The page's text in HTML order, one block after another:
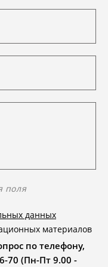
поля
данных
материалов
по телефону,
70 (Пн-Пт 9.00 -